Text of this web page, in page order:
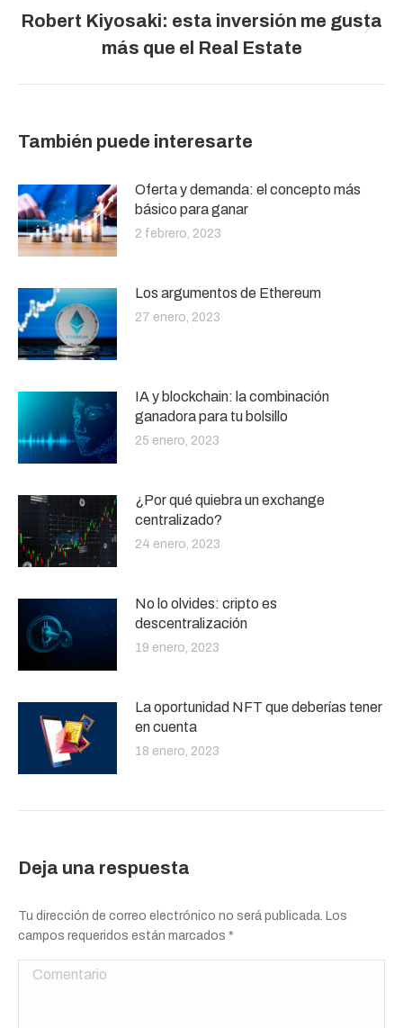
Publicación
siguiente:
Robert Kiyosaki: esta inversión me gusta
más que el Real Estate
También puede interesarte
Oferta y demanda: el concepto más
básico para ganar
2 febrero, 2023
Los argumentos de Ethereum
27 enero, 2023
IA y blockchain: la combinación
ganadora para tu bolsillo
25 enero, 2023
¿Por qué quiebra un exchange
centralizado?
24 enero, 2023
No lo olvides: cripto es
descentralización
19 enero, 2023
La oportunidad NFT que deberías tener
en cuenta
18 enero, 2023
Deja una respuesta
Tu dirección de correo electrónico no será publicada. Los
campos requeridos están marcados *
Comentario